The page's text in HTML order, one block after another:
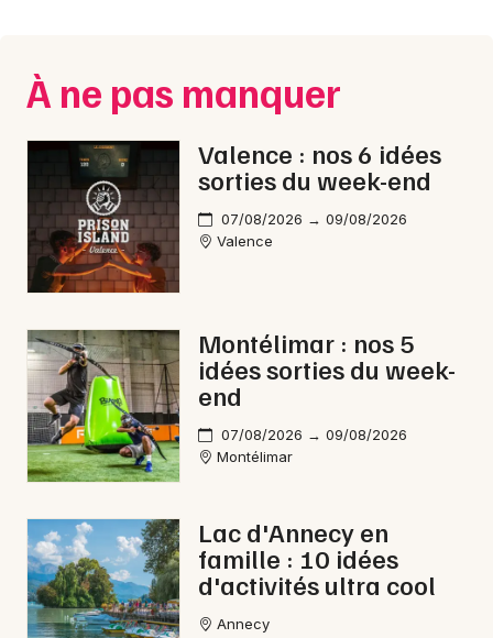
Concerts
Sports
Soirées
Sorties famille
Sorties & loisirs
Nouvel An dans la Drôme
Nouvel An en Rhône-Alpes
Nouvel An en Auvergne-Rhône-Alpes
Nice
Paris
Strasbourg
Toulouse
Toutes les villes
À ne pas manquer
Valence : nos 6 idées
sorties du week-end
07/08/2026 → 09/08/2026
Valence
Montélimar : nos 5
idées sorties du week-
end
07/08/2026 → 09/08/2026
Montélimar
Lac d'Annecy en
famille : 10 idées
d'activités ultra cool
Annecy